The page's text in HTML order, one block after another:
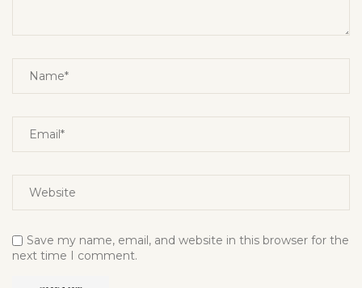
Save my name, email, and website in this browser for the
next time I comment.